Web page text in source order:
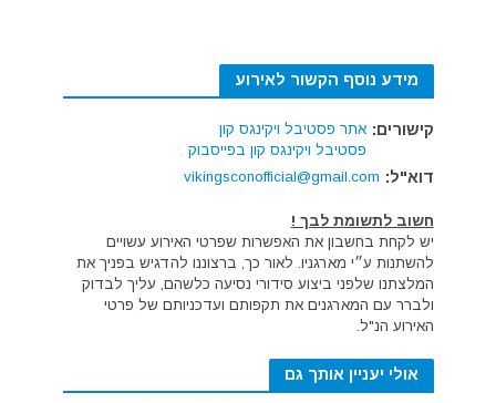
מידע נוסף הקשור לאירוע
קישורים: אתר פסטיבל ויקינגס קון
פסטיבל ויקינגס קון בפייסבוק
דוא"ל: vikingsconofficial@gmail.com
חשוב לתשומת לבך !
יש לקחת בחשבון את האפשרות שפרטי האירוע עשויים
להשתנות ע״י מארגניו. לאור כך, ברצוננו להדגיש בפניך את
המלצתנו שלפני ביצוע סידורי נסיעה כלשהם, עליך לבדוק
ולברר עם המארגנים את תקפותם ועדכניותם של פרטי
האירוע הנ"ל.
אולי יעניין אותך גם